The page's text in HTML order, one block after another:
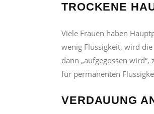
TROCKENE
Viele Frauen haben
wenig Flüssigkeit, wird
dann „aufgegossen
für permanenten
VERDAUUNG